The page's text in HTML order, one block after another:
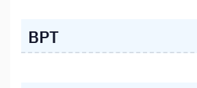
BPT